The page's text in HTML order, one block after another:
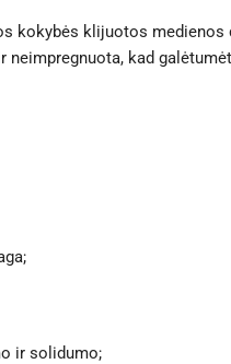
kokybės klijuotos medienos
kad
ir solidumo;